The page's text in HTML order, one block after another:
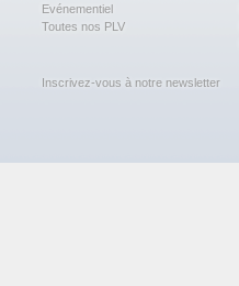
Evénementiel
Toutes nos PLV
Inscrivez-vous à notre newsletter